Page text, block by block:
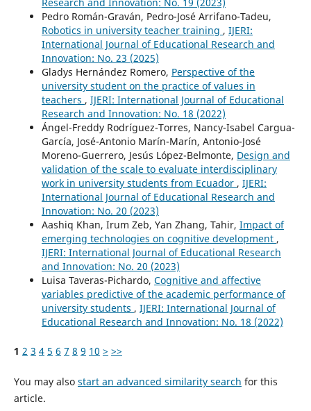
Pedro Román-Graván, Pedro-José Arrifano-Tadeu,
Robotics in university teacher training , IJERI:
International Journal of Educational Research and
Innovation: No. 23 (2025)
Gladys Hernández Romero, Perspective of the
university student on the practice of values in
teachers , IJERI: International Journal of Educational
Research and Innovation: No. 18 (2022)
Ángel-Freddy Rodríguez-Torres, Nancy-Isabel Cargua-
García, José-Antonio Marín-Marín, Antonio-José
Moreno-Guerrero, Jesús López-Belmonte, Design and
validation of the scale to evaluate interdisciplinary
work in university students from Ecuador , IJERI:
International Journal of Educational Research and
Innovation: No. 20 (2023)
Aashiq Khan, Irum Zeb, Yan Zhang, Tahir, Impact of
emerging technologies on cognitive development ,
IJERI: International Journal of Educational Research
and Innovation: No. 20 (2023)
Luisa Taveras-Pichardo, Cognitive and affective
variables predictive of the academic performance of
university students , IJERI: International Journal of
Educational Research and Innovation: No. 18 (2022)
1 2 3 4 5 6 7 8 9 10 > >>
You may also start an advanced similarity search for this
article.